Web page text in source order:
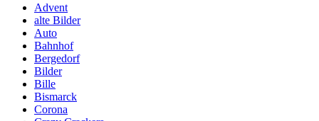
Advent
alte Bilder
Auto
Bahnhof
Bergedorf
Bilder
Bille
Bismarck
Corona